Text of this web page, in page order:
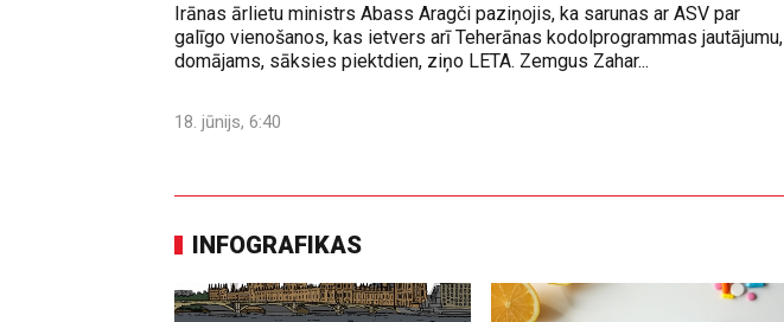
Irānas ārlietu ministrs Abass Aragči paziņojis, ka sarunas ar ASV par
galīgo vienošanos, kas ietvers arī Teherānas kodolprogrammas jautājumu,
domājams, sāksies piektdien, ziņo LETA. Zemgus Zahar...
18. jūnijs, 6:40
INFOGRAFIKAS